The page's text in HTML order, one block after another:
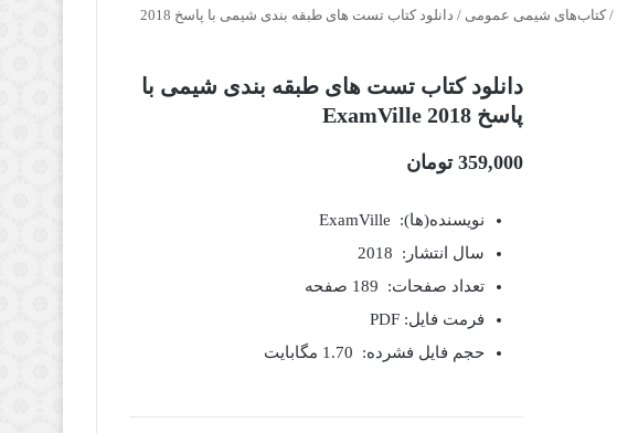
/ کتاب‌های شیمی عمومی /
دانلود کتاب تست های طبقه بندی شیمی با پاسخ 2018
دانلود کتاب تست های طبقه بندی شیمی با
پاسخ 2018 ExamVille
359,000 تومان
نویسنده(ها): ExamVille
سال انتشار: 2018
تعداد صفحات: 189 صفحه
فرمت فایل: PDF
حجم فایل فشرده: 1.70 مگابایت